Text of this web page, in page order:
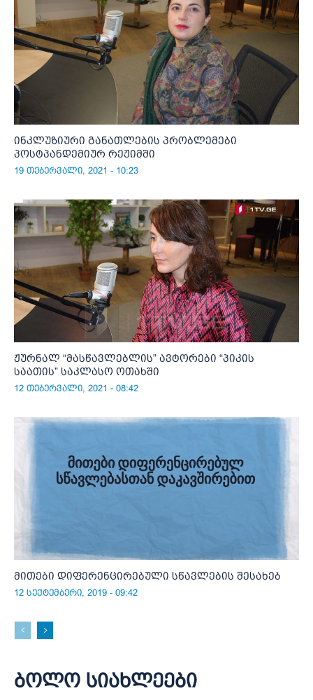
ინკლუზიური განათლების პრობლემები
პოსტპანდემიურ რეჟიმში
19 თებერვალი, 2021 - 10:23
ჟურნალ “მასწავლებლის” ავტორები “პიკის
საათის” საკლასო ოთახში
12 თებერვალი, 2021 - 08:42
მითები დიფერენცირებული სწავლების შესახებ
12 სექტემბერი, 2019 - 09:42
ბოლო სიახლეები